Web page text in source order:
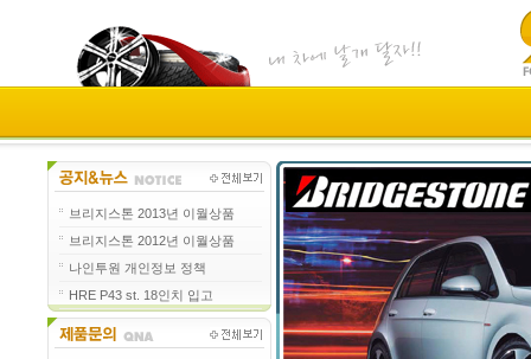
브리지스톤 2013년 이월상품
브리지스톤 2012년 이월상품
나인투원 개인정보 정책
HRE P43 st. 18인치 입고